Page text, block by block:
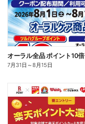
オーラル全品 ポイント10倍
7月31日 ～8月15日